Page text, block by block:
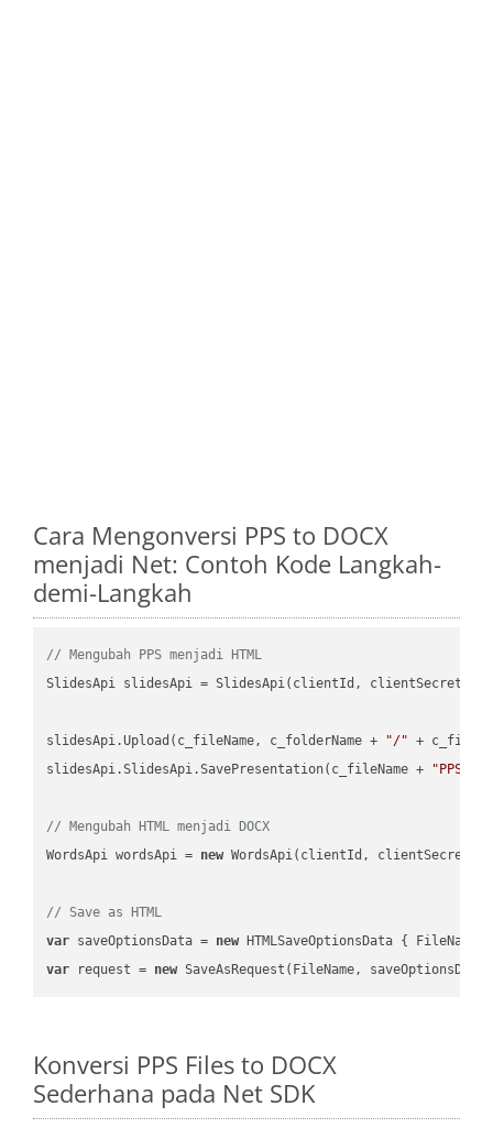
Cara Mengonversi PPS to DOCX
menjadi Net: Contoh Kode Langkah-
demi-Langkah
// Mengubah PPS menjadi HTML
SlidesApi slidesApi = SlidesApi(clientId, clientSecret);
slidesApi.Upload(c_fileName, c_folderName + "/" +
slidesApi.SlidesApi.SavePresentation(c_fileName +
"PPS"
// Mengubah HTML menjadi DOCX
WordsApi wordsApi = new WordsApi(clientId, clientSecret);
// Save as HTML
var saveOptionsData = new HTMLSaveOptionsData { FileName
var request = new
Konversi PPS Files to DOCX
Sederhana pada Net SDK